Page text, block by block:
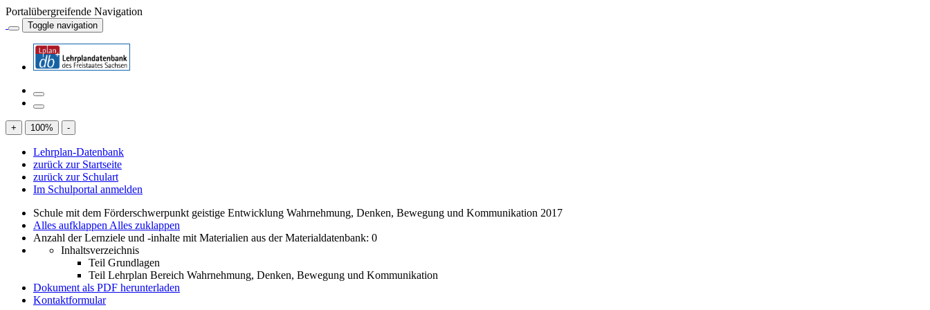
Portalübergreifende Navigation
Toggle navigation
+ 100% -
Lehrplan-Datenbank
zurück zur Startseite
zurück zur Schulart
Im Schulportal anmelden
Schule mit dem Förderschwerpunkt geistige Entwicklung Wahrnehmung, Denken, Bewegung und Kommunikation 2017
Alles aufklappen Alles zuklappen
Anzahl der Lernziele und -inhalte mit Materialien aus der Materialdatenbank: 0
Inhaltsverzeichnis
Teil Grundlagen
Teil Lehrplan Bereich Wahrnehmung, Denken, Bewegung und Kommunikation
Dokument als PDF herunterladen
Kontaktformular